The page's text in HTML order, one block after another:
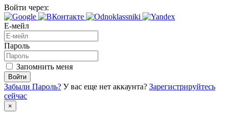
Войти через:
Е-мейл
Пароль
Запомнить меня
Войти
Забыли Пароль? У вас еще нет аккаунта? Зарегистрируйтесь
сейчас
×